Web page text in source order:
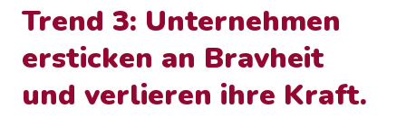
Trend 3: Unternehmen
ersticken an Bravheit
und verlieren ihre Kraft.